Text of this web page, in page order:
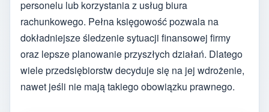
personelu lub korzystania z usług biura
rachunkowego. Pełna księgowość pozwala na
dokładniejsze śledzenie sytuacji finansowej firmy
oraz lepsze planowanie przyszłych działań. Dlatego
wiele przedsiębiorstw decyduje się na jej wdrożenie,
nawet jeśli nie mają takiego obowiązku prawnego.